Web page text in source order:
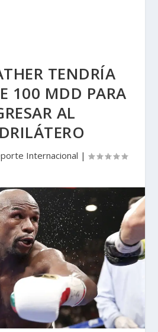
TENDRÍA
100 MDD PARA
AL
Internacional |